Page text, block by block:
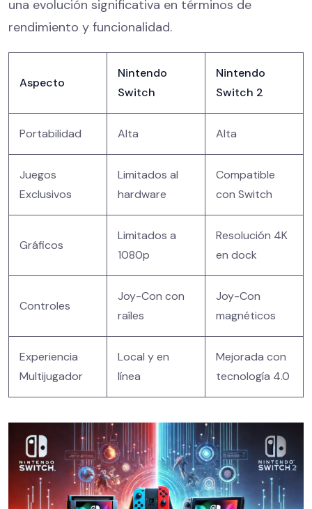
una evolución significativa en términos de
rendimiento y funcionalidad.
Aspecto
Nintendo
Switch
Nintendo
Switch 2
Portabilidad Alta Alta
Juegos
Exclusivos
Limitados al
hardware
Compatible
con Switch
Gráficos
Limitados a
1080p
Resolución 4K
en dock
Controles
Joy-Con con
raíles
Joy-Con
magnéticos
Experiencia
Multijugador
Local y en
línea
Mejorada con
tecnología 4.0